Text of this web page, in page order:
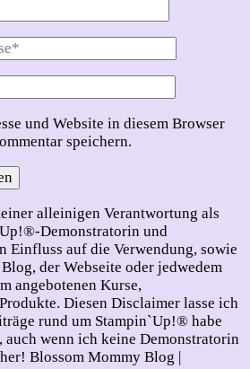
und Website in diesem Browser
speichern.
alleinigen Verantwortung als
Demonstratorin und
Einfluss auf die Verwendung, sowie
der Webseite oder jedwedem
angebotenen Kurse,
Diesen Disclaimer lasse ich
rund um Stampin`Up!® habe
auch wenn ich keine Demonstratorin
Blossom Mommy Blog |